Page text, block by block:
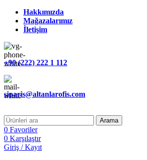
Hakkımızda
Mağazalarımız
İletişim
+90 (222) 222 1 112
siparis@altanlarofis.com
Arama
0 Favoriler
0 Karşılaştır
Giriş / Kayıt